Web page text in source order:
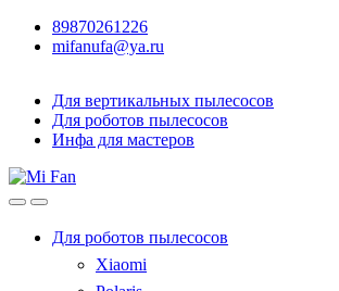
89870261226
mifanufa@ya.ru
Для вертикальных пылесосов
Для роботов пылесосов
Инфа для мастеров
Для роботов пылесосов
Xiaomi